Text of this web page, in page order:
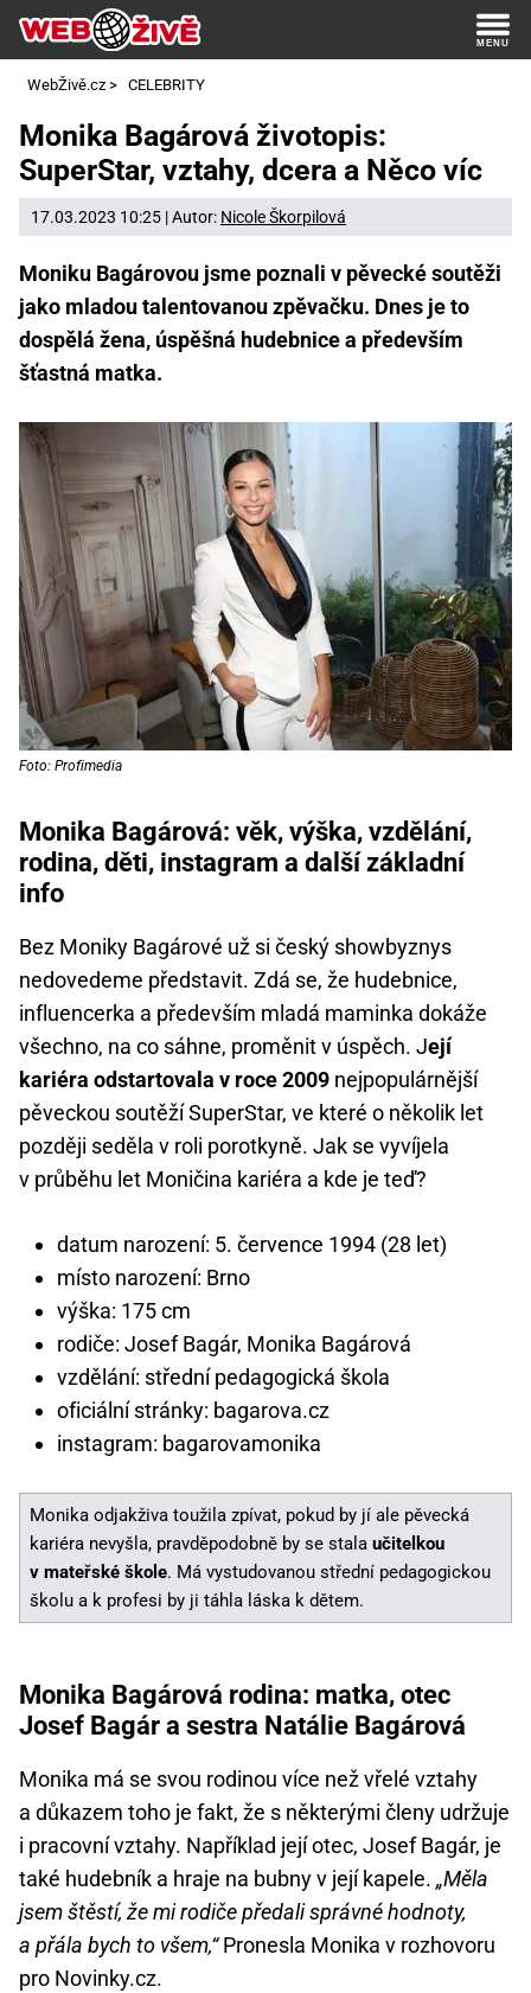
WebŽivě.cz > CELEBRITY
Monika Bagárová životopis:
SuperStar, vztahy, dcera a Něco víc
17.03.2023 10:25 | Autor: Nicole Škorpilová
Moniku Bagárovou jsme poznali v pěvecké soutěži
jako mladou talentovanou zpěvačku. Dnes je to
dospělá žena, úspěšná hudebnice a především
šťastná matka.
Foto: Profimedia
Monika Bagárová: věk, výška, vzdělání,
rodina, děti, instagram a další základní
info
Bez Moniky Bagárové už si český showbyznys
nedovedeme představit. Zdá se, že hudebnice,
influencerka a především mladá maminka dokáže
všechno, na co sáhne, proměnit v úspěch. Její
kariéra odstartovala v roce 2009 nejpopulárnější
pěveckou soutěží SuperStar, ve které o několik let
později seděla v roli porotkyně. Jak se vyvíjela
v průběhu let Moničina kariéra a kde je teď?
datum narození: 5. července 1994 (28 let)
místo narození: Brno
výška: 175 cm
rodiče: Josef Bagár, Monika Bagárová
vzdělání: střední pedagogická škola
oficiální stránky: bagarova.cz
instagram: bagarovamonika
Monika odjakživa toužila zpívat, pokud by jí ale pěvecká
kariéra nevyšla, pravděpodobně by se stala učitelkou
v mateřské škole. Má vystudovanou střední pedagogickou
školu a k profesi by ji táhla láska k dětem.
Monika Bagárová rodina: matka, otec
Josef Bagár a sestra Natálie Bagárová
Monika má se svou rodinou více než vřelé vztahy
a důkazem toho je fakt, že s některými členy udržuje
i pracovní vztahy. Například její otec, Josef Bagár, je
také hudebník a hraje na bubny v její kapele. „Měla
jsem štěstí, že mi rodiče předali správné hodnoty,
a přála bych to všem,“Pronesla Monika v rozhovoru
pro Novinky.cz.